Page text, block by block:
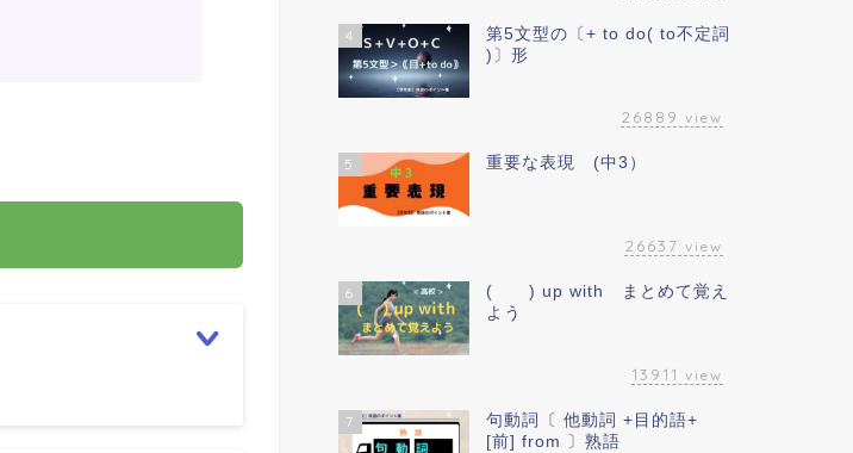
4
第5文型の〔+ to do( to不定詞
)〕形
26889 view
5 重要な表現 (中3）
26637 view
6
( ) up with まとめて覚え
よう
13911 view
7
句動詞〔 他動詞 +目的語+
[前] from 〕熟語